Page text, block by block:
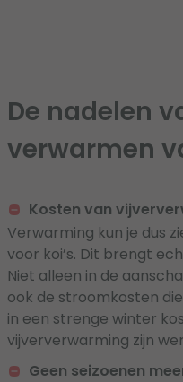
De nadelen
verwarmen
Kosten van
Verwarming kun je dus
voor koi’s. Dit brengt
Niet alleen in de
ook de stroomkosten
in een strenge winter
vijververwarming zijn
Geen seizoenen